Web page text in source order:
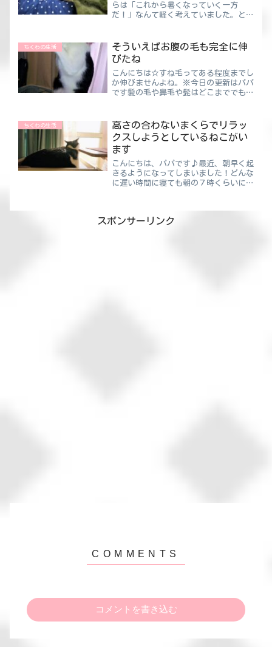
らは「これから暑くなっていく一方
だ！」なんて軽く考えていました。とこ
ません。ニュースでは「季節外れの雪
か！？」なんて騒がれてたりと、...
ちくわの生活
そういえばお腹の毛も完全に伸
びたね
こんにちは☆すね毛ってある程度までし
か伸びませんよね。※今日の更新はパパ
です髪の毛や鼻毛や髭はどこまででも伸
る程度までしか伸びてませんよね！※今
日の更新は・・・そういえ...
ちくわの生活
高さの合わないまくらでリラッ
クスしようとしているねこがい
ます
こんにちは、パパです♪最近、朝早く起
きるようになってしまいました！どんな
に遅い時間に寝ても朝の７時くらいには
なるって昔から言われていますけどこん
な感じなのかな😅老化現象...
スポンサーリンク
コメントを書き込む